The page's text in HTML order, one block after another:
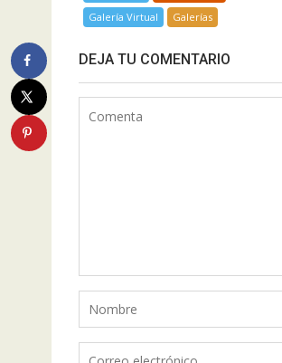
Galería Virtual
Galerías
DEJA TU COMENTARIO